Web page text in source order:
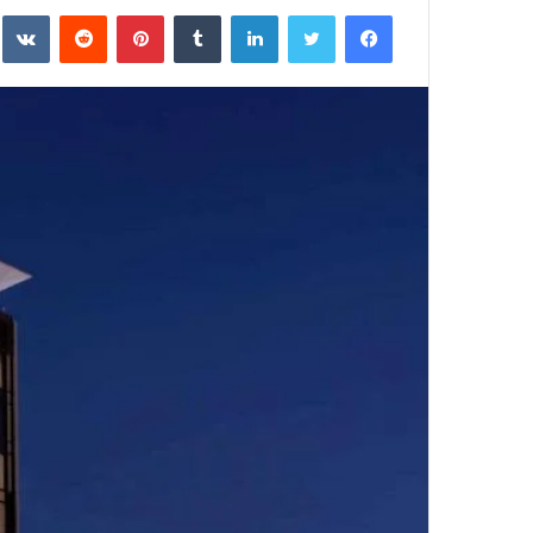
فيسبوك تويتر لينكدإن بينتيريست